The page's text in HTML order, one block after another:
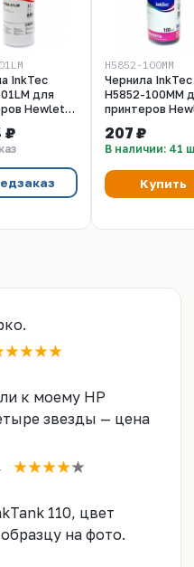
InkTec
для
Hewlett
₽
H5852-100MM
Чернила InkTec
H5852-100MM
принтеров
5820,
(100 мл)
207 ₽
В наличии: 41
Купить
к моему HP
звезды — цена
110, цвет
на фото.